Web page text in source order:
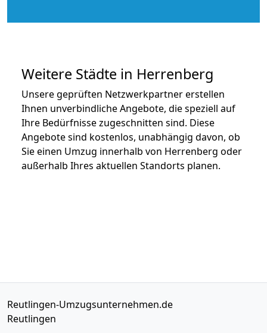
Weitere Städte in Herrenberg
Unsere geprüften Netzwerkpartner erstellen
Ihnen unverbindliche Angebote, die speziell auf
Ihre Bedürfnisse zugeschnitten sind. Diese
Angebote sind kostenlos, unabhängig davon, ob
Sie einen Umzug innerhalb von Herrenberg oder
außerhalb Ihres aktuellen Standorts planen.
Reutlingen-Umzugsunternehmen.de
Reutlingen